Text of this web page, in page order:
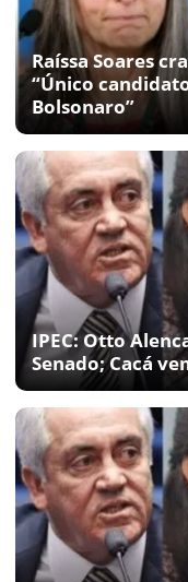
Raíssa Soares
“Único
Bolsonaro”
IPEC: Otto
Senado; Cacá